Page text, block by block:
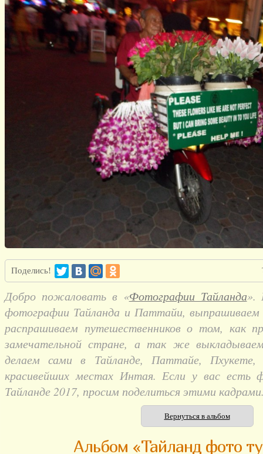
Поделись!
Добро пожаловать в «Фотографии Тайланда».
фотографии Тайланда и Паттайи, выпрашиваем
распрашиваем путешественников о том, как
замечательной стране, а так же
делаем сами в Тайланде, Паттайе,
красивейших местах Интая. Если у вас есть
Тайланде 2017, просим поделиться этими
Вернуться в альбом
Альбом «Тайланд фото